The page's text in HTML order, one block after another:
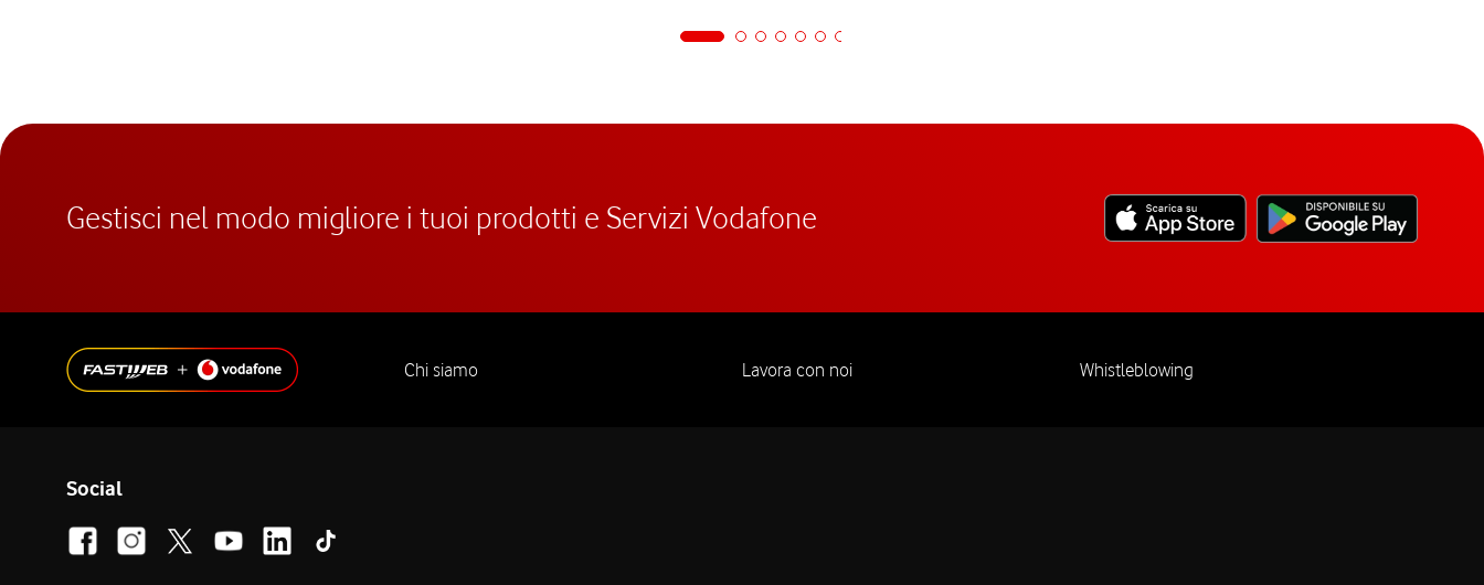
Gestisci nel modo migliore i tuoi prodotti e Servizi Vodafone
Chi siamo Lavora con noi Whistleblowing
Social